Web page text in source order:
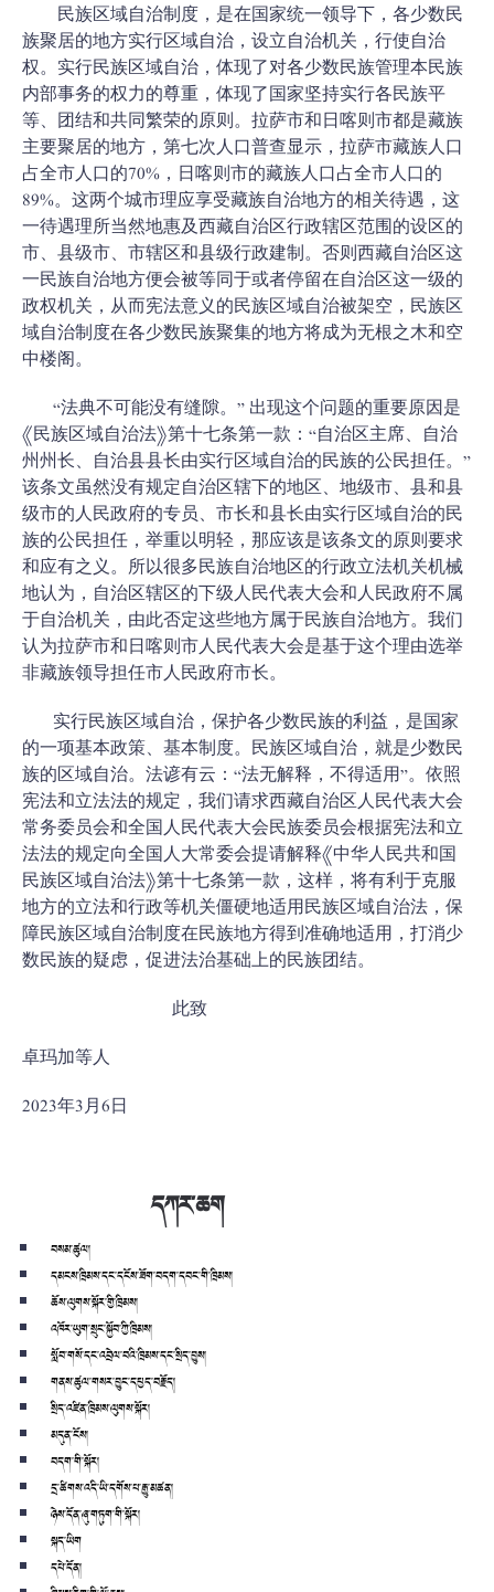
民族区域自治制度，是在国家统一领导下，各少数民
族聚居的地方实行区域自治，设立自治机关，行使自治
权。实行民族区域自治，体现了对各少数民族管理本民族
内部事务的权力的尊重，体现了国家坚持实行各民族平
等、团结和共同繁荣的原则。拉萨市和日喀则市都是藏族
主要聚居的地方，第七次人口普查显示，拉萨市藏族人口
占全市人口的70%，日喀则市的藏族人口占全市人口的
89%。这两个城市理应享受藏族自治地方的相关待遇，这
一待遇理所当然地惠及西藏自治区行政辖区范围的设区的
市、县级市、市辖区和县级行政建制。否则西藏自治区这
一民族自治地方便会被等同于或者停留在自治区这一级的
政权机关，从而宪法意义的民族区域自治被架空，民族区
域自治制度在各少数民族聚集的地方将成为无根之木和空
中楼阁。
“法典不可能没有缝隙。” 出现这个问题的重要原因是
《民族区域自治法》第十七条第一款：“自治区主席、自治
州州长、自治县县长由实行区域自治的民族的公民担任。”
该条文虽然没有规定自治区辖下的地区、地级市、县和县
级市的人民政府的专员、市长和县长由实行区域自治的民
族的公民担任，举重以明轻，那应该是该条文的原则要求
和应有之义。所以很多民族自治地区的行政立法机关机械
地认为，自治区辖区的下级人民代表大会和人民政府不属
于自治机关，由此否定这些地方属于民族自治地方。我们
认为拉萨市和日喀则市人民代表大会是基于这个理由选举
非藏族领导担任市人民政府市长。
实行民族区域自治，保护各少数民族的利益，是国家
的一项基本政策、基本制度。民族区域自治，就是少数民
族的区域自治。法谚有云：“法无解释，不得适用”。依照
宪法和立法法的规定，我们请求西藏自治区人民代表大会
常务委员会和全国人民代表大会民族委员会根据宪法和立
法法的规定向全国人大常委会提请解释《中华人民共和国
民族区域自治法》第十七条第一款，这样，将有利于克服
地方的立法和行政等机关僵硬地适用民族区域自治法，保
障民族区域自治制度在民族地方得到准确地适用，打消少
数民族的疑虑，促进法治基础上的民族团结。
此致
卓玛加等人
2023年3月6日
དཀར་ཆག
བསམ་ཚུལ།
དམངས་ཁྲིམས་དང་དངོས་ཟོག་བདག་དབང་གི་ཁྲིམས།
ཆོས་ལུགས་སྐོར་གྱི་ཁྲིམས།
འཁོར་ཡུག་སྲུང་སྐྱོབ་ཀྱི་ཁྲིམས།
སློབ་གསོ་དང་འབྲེལ་བའི་ཁྲིམས་དང་སྲིད་བྱུས།
གནས་ཚུལ་གསར་བྱུང་དཔྱད་བརྗོད།
སྲིད་འཛིན་ཁྲིམས་ལུགས་སྐོར།
མདུན་ངོས།
བདག་གི་སྐོར།
དྲ་ཚིགས་འདི་ཡི་དགོས་པ་རྒྱུ་མཚན།
ཉེས་དོན་ཞུ་གཏུག་གི་སྐོར།
སྐད་ཡིག
དཔེ་དོན།